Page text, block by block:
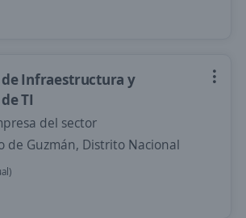
Infraestructura y
TI
del sector
de Guzmán, Distrito Nacional